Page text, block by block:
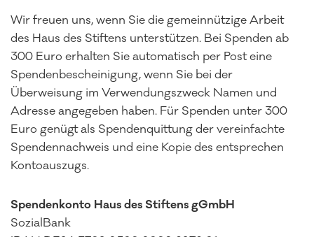
Wir freuen uns, wenn Sie die gemeinnützige Arbeit
des Haus des Stiftens unterstützen. Bei Spenden ab
300 Euro erhalten Sie automatisch per Post eine
Spendenbescheinigung, wenn Sie bei der
Überweisung im Verwendungszweck Namen und
Adresse angegeben haben. Für Spenden unter 300
Euro genügt als Spendenquittung der vereinfachte
Spendennachweis und eine Kopie des entsprechen
Kontoauszugs.
Spendenkonto Haus des Stiftens gGmbH
SozialBank